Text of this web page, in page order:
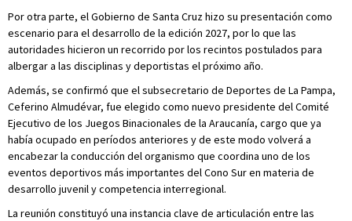
Por otra parte, el Gobierno de Santa Cruz hizo su presentación como
escenario para el desarrollo de la edición 2027, por lo que las
autoridades hicieron un recorrido por los recintos postulados para
albergar a las disciplinas y deportistas el próximo año.
Además, se confirmó que el subsecretario de Deportes de La Pampa,
Ceferino Almudévar, fue elegido como nuevo presidente del Comité
Ejecutivo de los Juegos Binacionales de la Araucanía, cargo que ya
había ocupado en períodos anteriores y de este modo volverá a
encabezar la conducción del organismo que coordina uno de los
eventos deportivos más importantes del Cono Sur en materia de
desarrollo juvenil y competencia interregional.
La reunión constituyó una instancia clave de articulación entre las